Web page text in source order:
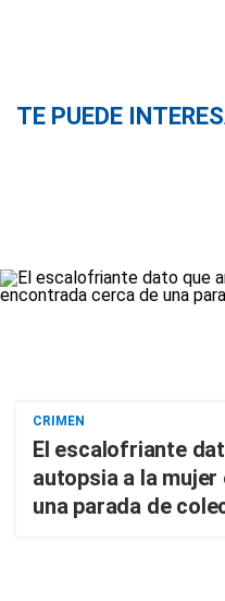
TE PUEDE
CRIMEN
El escalofriante
autopsia a la
una parada de